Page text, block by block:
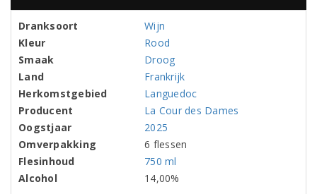
Dranksoort
Wijn
Kleur
Rood
Smaak
Droog
Land
Frankrijk
Herkomstgebied
Languedoc
Producent
La Cour des Dames
Oogstjaar
2025
Omverpakking
6 flessen
Flesinhoud
750 ml
Alcohol
14,00%